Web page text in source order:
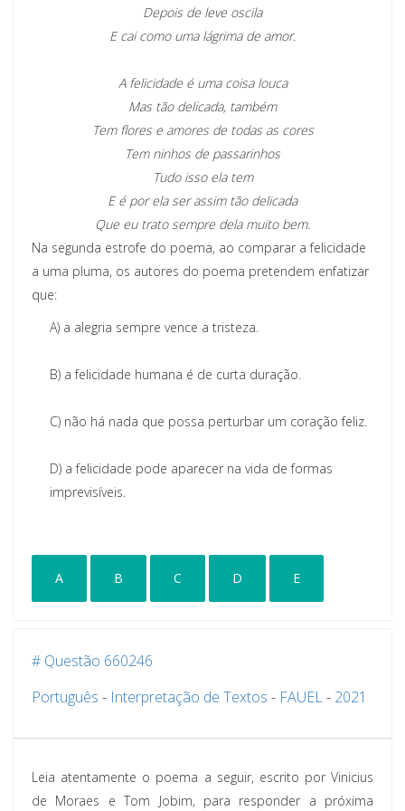
Depois de leve oscila
E cai como uma lágrima de amor.
A felicidade é uma coisa louca
Mas tão delicada, também
Tem flores e amores de todas as cores
Tem ninhos de passarinhos
Tudo isso ela tem
E é por ela ser assim tão delicada
Que eu trato sempre dela muito bem.
Na segunda estrofe do poema, ao comparar a felicidade
a uma pluma, os autores do poema pretendem enfatizar
que:
A) a alegria sempre vence a tristeza.
B) a felicidade humana é de curta duração.
C) não há nada que possa perturbar um coração feliz.
D) a felicidade pode aparecer na vida de formas
imprevisíveis.
A B C D E
# Questão 660246
Português - Interpretação de Textos - FAUEL- 2021
Leia atentamente o poema a seguir, escrito por Vinicius
de Moraes e Tom Jobim, para responder a próxima